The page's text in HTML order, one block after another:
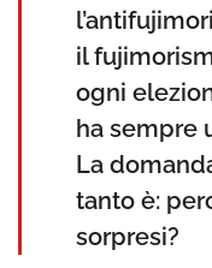
il
ogni
ha sempre
La
tanto è:
sorpresi?